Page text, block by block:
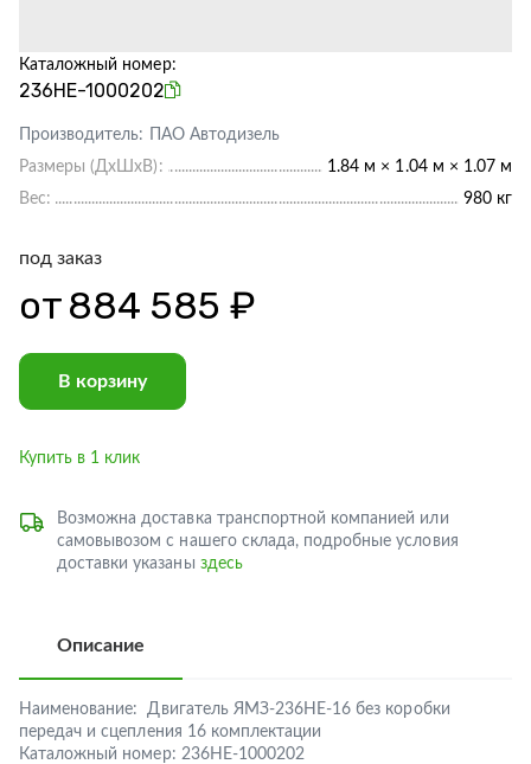
Каталожный номер:
236НЕ-1000202
Производитель:
ПАО Автодизель
Размеры (ДхШхВ):
1.84 м × 1.04 м × 1.07 м
Вес:
980 кг
под заказ
от884 585 ₽
В корзину
Купить в 1 клик
Возможна доставка транспортной компанией или
самовывозом с нашего склада, подробные условия
доставки указаны здесь
Описание
Наименование:
Двигатель ЯМЗ-236НЕ-16 без коробки
передач и сцепления 16 комплектации
Каталожный номер: 236НЕ-1000202